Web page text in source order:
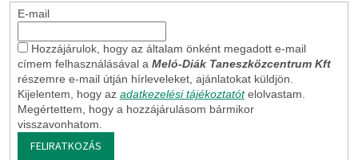
E-mail
Hozzájárulok, hogy az általam önként megadott e-mail
címem felhasználásával a Meló-Diák Taneszközcentrum Kft
részemre e-mail útján hírleveleket, ajánlatokat küldjön.
Kijelentem, hogy az adatkezelési tájékoztatót elolvastam.
Megértettem, hogy a hozzájárulásom bármikor
visszavonhatom.
FELIRATKOZÁS